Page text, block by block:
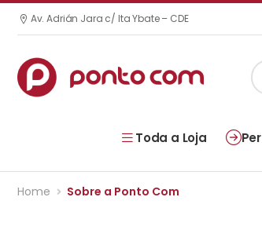
Av. Adrián Jara c/ Ita Ybate – CDE
Toda a Loja
Home Sobre a Ponto Com